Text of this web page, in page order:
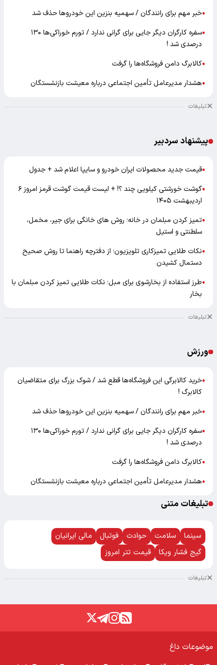
●خبر مهم برای رانندگان / سهمیه بنزین این خودروها حذف شد
●
سفره کارگران دیگر جایی برای گرانی ندارد / تورم خوراکی‌ها ۱۳۰
درصدی شد !
●کالابرگ دامن فروشگاه‌ها را گرفت
●هشدار مدیرعامل تأمین اجتماعی درباره معیشت بازنشستگان
تبلیغات
پیشنهاد سردبیر
●قیمت جدید محصولات ایران خودرو و سایپا اعلام شد + جدول
●
گوشت خورشتی کیلویی چند ؟! + لیست قیمت گوشت قرمز امروز ۶
اردیبهشت ۱۴۰۵
●تمیز کردن مبلمان در خانه؛ روش های خانگی برای جیر، مخمل،
سلطنتی و استیل
●نکات طلایی تمیزکاری تلویزیون؛ از دفترچه راهنما تا روش صحیح
دستمال کشیدن
●طرز استفاده از بخارشوی برای مبل؛ نکات طلایی تمیز کردن مبلمان با
بخار
تبلیغات
ورزش
●خرید کالابرگی این فروشگاه‌ها قطع شد / شوک بزرگ برای متقاضیان
کالابرگ !
●خبر مهم برای رانندگان / سهمیه بنزین این خودروها حذف شد
●
سفره کارگران دیگر جایی برای گرانی ندارد / تورم خوراکی‌ها ۱۳۰
درصدی شد !
●کالابرگ دامن فروشگاه‌ها را گرفت
●هشدار مدیرعامل تأمین اجتماعی درباره معیشت بازنشستگان
تبلیغات متنی
سینما سلامت حوادث فوتبال
مالی ایرانیان
گیج فشار ویکا
قیمت تتر امروز
تبلیغات
موضوعات داغ